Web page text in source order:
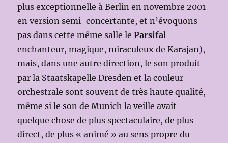
plus exceptionnelle à Berlin en novembre 2001
en version semi-concertante, et n’évoquons
pas dans cette même salle leParsifal
enchanteur, magique, miraculeux de Karajan),
mais, dans une autre direction, le son produit
par la Staatskapelle Dresden et la couleur
orchestrale sont souvent de très haute qualité,
même si le son de Munich la veille avait
quelque chose de plus spectaculaire, de plus
direct, de plus « animé » au sens propre du